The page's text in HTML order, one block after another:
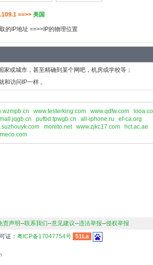
==>> 美国
的IP地址 ==>>IP的物理位置
或城市，甚至精确到某个网吧，机房或学校等；
访问IP一样 。
www.testerking.com www.qdfw.com
pufbd.tpwgb.cn all-iphone.ru
ef-ca.org
moreto.net www.zjkc17.com
hct.ac.ae
责声明--联系我们--意见建议--违法举报--侵权举报
证： 粤ICP备17047754号 51La